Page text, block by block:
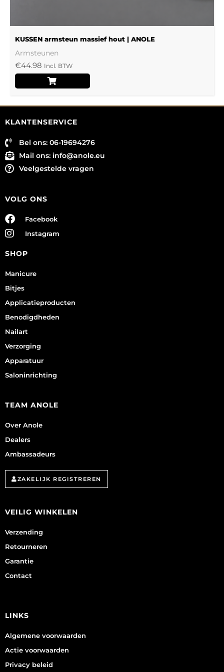
KUSSEN armsteun massief hout | ANOLE
Armsteunen
€44.98 Incl. BTW
KLANTENSERVICE
Bel ons: 06-19694276
Mail ons: info@anole.eu
Veelgestelde vragen
VOLG ONS
Facebook
Instagram
SHOP
Manicure
Bitjes
Applicatieproducten
Benodigdheden
Nailart
Verzorging
Apparatuur
Saloninrichting
TEAM ANOLE
Over Anole
Dealers
Ambassadeurs
ZAKELIJK REGISTREREN
VEILIG WINKELEN
Verzending
Retourneren
Garantie
Contact
LINKS
Algemene voorwaarden
Actie voorwaarden
Privacy beleid